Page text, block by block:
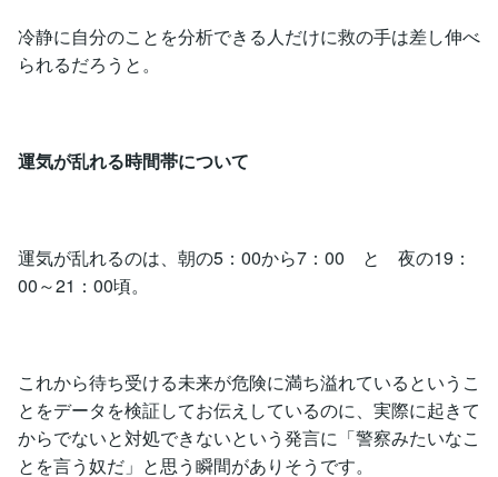
冷静に自分のことを分析できる人だけに救の手は差し伸べ
られるだろうと。
運気が乱れる時間帯について
運気が乱れるのは、朝の5：00から7：00 と 夜の19：
00～21：00頃。
これから待ち受ける未来が危険に満ち溢れているというこ
とをデータを検証してお伝えしているのに、実際に起きて
からでないと対処できないという発言に「警察みたいなこ
とを言う奴だ」と思う瞬間がありそうです。